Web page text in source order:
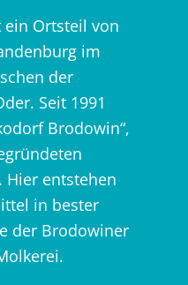
Ortsteil von
im
der
Seit 1991
Brodowin“,
Hier entstehen
in bester
der Brodowiner